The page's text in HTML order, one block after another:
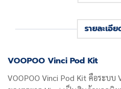
รายละเอี
VOOPOO Vinci Pod Kit
VOOPOO Vinci Pod Kit คือระบ